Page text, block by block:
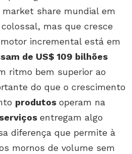
market share mundial em
mas que cresce
incremental está em
de US$ 109 bilhões
ritmo bem superior ao
do que o crescimento
produtos operam na
serviços entregam algo
diferença que permite à
mornos de volume sem